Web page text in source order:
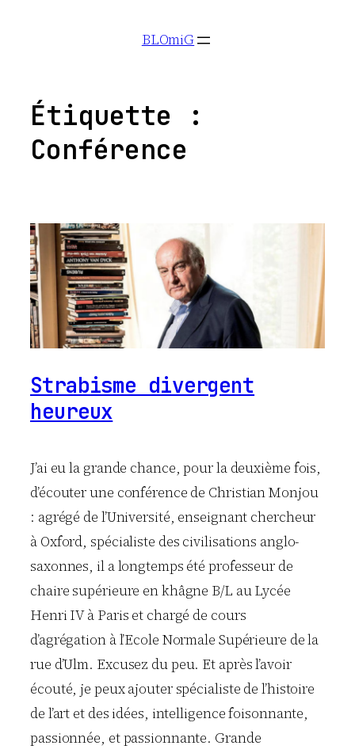
BLOmiG
Étiquette :
Conférence
Strabisme divergent
heureux
J’ai eu la grande chance, pour la deuxième fois,
d’écouter une conférence de Christian Monjou
: agrégé de l’Université, enseignant chercheur
à Oxford, spécialiste des civilisations anglo-
saxonnes, il a longtemps été professeur de
chaire supérieure en khâgne B/L au Lycée
Henri IV à Paris et chargé de cours
d’agrégation à l’Ecole Normale Supérieure de la
rue d’Ulm. Excusez du peu. Et après l’avoir
écouté, je peux ajouter spécialiste de l’histoire
de l’art et des idées, intelligence foisonnante,
passionnée, et passionnante. Grande